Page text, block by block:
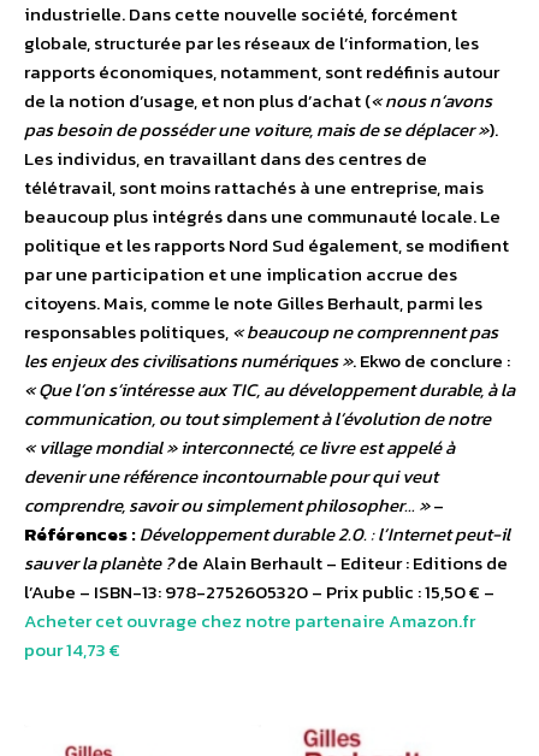
industrielle. Dans cette nouvelle société, forcément
globale, structurée par les réseaux de l’information, les
rapports économiques, notamment, sont redéfinis autour
de la notion d’usage, et non plus d’achat (« nous n’avons
pas besoin de posséder une voiture, mais de se déplacer »).
Les individus, en travaillant dans des centres de
télétravail, sont moins rattachés à une entreprise, mais
beaucoup plus intégrés dans une communauté locale. Le
politique et les rapports Nord Sud également, se modifient
par une participation et une implication accrue des
citoyens. Mais, comme le note Gilles Berhault, parmi les
responsables politiques,« beaucoup ne comprennent pas
les enjeux des civilisations numériques ». Ekwo de conclure :
« Que l’on s’intéresse aux TIC, au développement durable, à la
communication, ou tout simplement à l’évolution de notre
« village mondial » interconnecté, ce livre est appelé à
devenir une référence incontournable pour qui veut
comprendre, savoir ou simplement philosopher… »–
Références :Développement durable 2.0. : l’Internet peut-il
sauver la planète ?de Alain Berhault – Editeur : Editions de
l’Aube – ISBN-13: 978-2752605320 – Prix public : 15,50 € –
Acheter cet ouvrage chez notre partenaire Amazon.fr
pour 14,73 €